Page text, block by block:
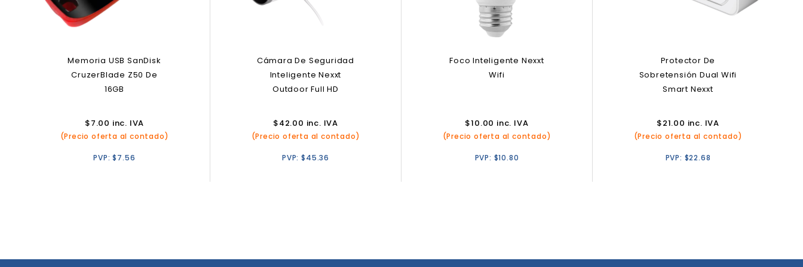
Memoria USB SanDisk
CruzerBlade Z50 De
16GB
$7.00 inc. IVA
(Precio oferta al contado)
PVP:$7.56
Cámara De Seguridad
Inteligente Nexxt
Outdoor Full HD
$42.00 inc. IVA
(Precio oferta al contado)
PVP:$45.36
Foco Inteligente Nexxt
Wifi
$10.00 inc. IVA
(Precio oferta al contado)
PVP: $10.80
Protector De
Sobretensión Dual Wifi
Smart Nexxt
$21.00 inc. IVA
(Precio oferta al contado)
PVP: $22.68